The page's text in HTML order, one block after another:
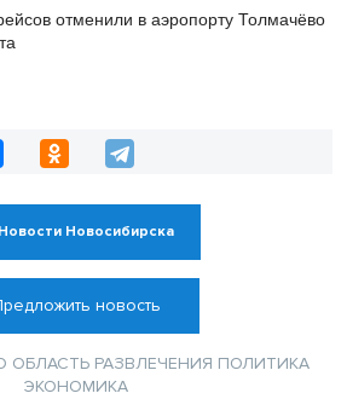
отменили в аэропорту Толмачёво
Новости Новосибирска
новость
ОБЛАСТЬ РАЗВЛЕЧЕНИЯ ПОЛИТИКА
ЭКОНОМИКА